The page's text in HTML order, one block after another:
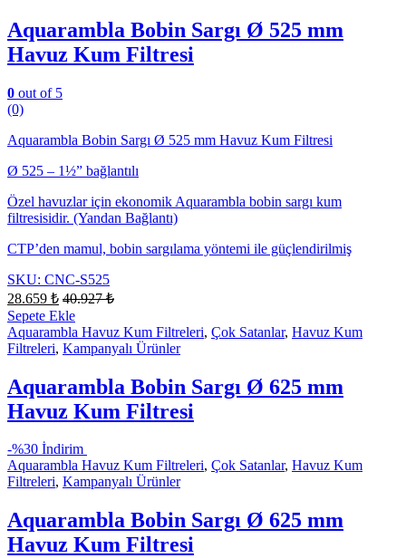
Aquarambla Bobin Sargı Ø 525 mm
Havuz Kum Filtresi
0 out of 5
(0)
Aquarambla Bobin Sargı Ø 525 mm Havuz Kum Filtresi
Ø 525 – 1½” bağlantılı
Özel havuzlar için ekonomik Aquarambla bobin sargı kum
filtresisidir. (Yandan Bağlantı)
CTP’den mamul, bobin sargılama yöntemi ile güçlendirilmiş
SKU: CNC-S525
28.659 ₺ 40.927₺
Sepete Ekle
Aquarambla Havuz Kum Filtreleri, Çok Satanlar, Havuz Kum
Filtreleri, Kampanyalı Ürünler
Aquarambla Bobin Sargı Ø 625 mm
Havuz Kum Filtresi
-%30 İndirim
Aquarambla Havuz Kum Filtreleri, Çok Satanlar, Havuz Kum
Filtreleri, Kampanyalı Ürünler
Aquarambla Bobin Sargı Ø 625 mm
Havuz Kum Filtresi